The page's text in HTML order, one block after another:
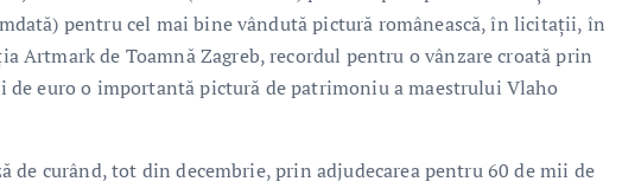
pentru cel mai bine vândută pictură românească, în licitații, în
Artmark de Toamnă Zagreb, recordul pentru o vânzare croată prin
euro o importantă pictură de patrimoniu a maestrului Vlaho
de curând, tot din decembrie, prin adjudecarea pentru 60 de mii de